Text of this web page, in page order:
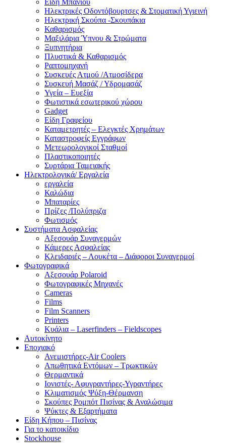
Είδη Μπάνιου
Ηλεκτρικές Οδοντόβουρτσες & Στοματική Υγιεινή
Ηλεκτρική Σκούπα -Σκουπάκια
Καθαρισμός
Μαξιλάρια Ύπνου & Στρώματα
Ξυπνητήρια
Πλυστικά & Καθαρισμός
Ραπτομηχανή
Συσκευές Ατμού /Ατμοσίδερα
Συσκευή Μασάζ / Υδρομασάζ
Υγεία – Ευεξία
Φωτιστικά εσωτερικού χώρου
Gadget
Είδη Γραφείου
Καταμετρητές – Ελεγκτές Χρημάτων
Καταστροφείς Εγγράφων
Μετεωρολογικοί Σταθμοί
Πλαστικοποιητές
Συρτάρια Ταμειακής
Ηλεκτρολογικά/ Εργαλεία
εργαλεία
Καλώδια
Μπαταρίες
Πρίζες /Πολύπριζα
Φωτισμός
Συστήματα Ασφαλείας
Αξεσουάρ Συναγερμών
Κάμερες Ασφαλείας
Κλειδαριές – Λουκέτα – Διάφοροι Συναγερμοί
Φωτογραφικά
Αξεσουάρ Polaroid
Φωτογραφικές Μηχανές
Cameras
Films
Film Scanners
Printers
Κυάλια – Laserfinders – Fieldscopes
Αυτοκίνητο
Εποχιακό
Ανεμιστήρες-Air Coolers
Απωθητικά Εντόμων – Τρωκτικών
Θερμαντικά
Ιονιστές- Αφυγραντήρες-Υγραντήρες
Κλιματισμός Ψύξη-Θέρμανση
Σκούπες Ρομπότ Πισίνας & Αναλώσιμα
Ψύκτες & Εξαρτήματα
Είδη Κήπου – Πισίνας
Για το κατοικίδιο
Stockhouse